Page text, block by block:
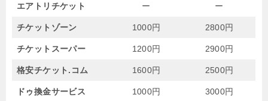
エアトリチケット ー ー
チケットゾーン 1000円 2800円
チケットスーパー 1200円 2900円
格安チケット.コム 1600円 2500円
ドゥ換金サービス 1000円 3000円